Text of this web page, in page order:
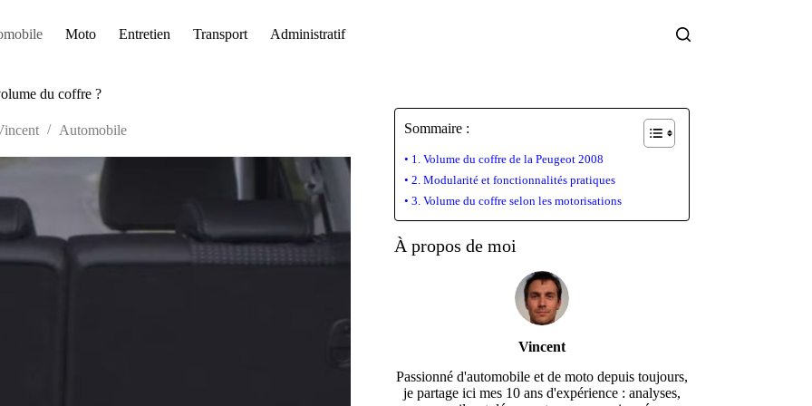
Moto Entretien Transport Administratif
du coffre ?
Automobile Sommaire :
1. Volume du coffre de la Peugeot 2008
2. Modularité et fonctionnalités pratiques
3. Volume du coffre selon les motorisations
À propos de moi
Vincent
Passionné d'automobile et de moto depuis toujours,
je partage ici mes 10 ans d'expérience : analyses,